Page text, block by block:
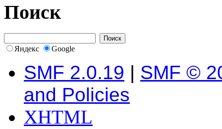
Поиск
Яндекс Google
SMF 2.0.19 | SMF ©
and Policies
XHTML